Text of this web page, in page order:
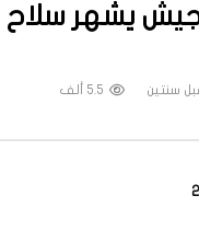
يشهر سلاح
سنتين 5.5 ألف